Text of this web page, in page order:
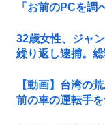
「お前のPCを調
32歳女性、ジャ
繰り返し逮捕。
【動画】台湾の
前の車の運転手